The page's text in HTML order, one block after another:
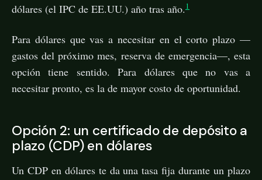
dólares (el IPC de EE.UU.) año tras año.1
Para dólares que vas a necesitar en el corto plazo —
gastos del próximo mes, reserva de emergencia—, esta
opción tiene sentido. Para dólares que no vas a
necesitar pronto, es la de mayor costo de oportunidad.
Opción 2: un certificado de depósito a
plazo (CDP) en dólares
Un CDP en dólares te da una tasa fija durante un plazo